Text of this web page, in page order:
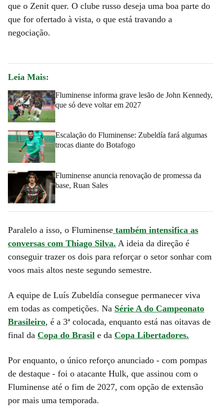
que o Zenit quer. O clube russo deseja uma boa parte do
que for ofertado à vista, o que está travando a
negociação.
Leia Mais:
Fluminense informa grave lesão de John Kennedy,
que só deve voltar em 2027
Escalação do Fluminense: Zubeldía fará algumas
trocas diante do Botafogo
Fluminense anuncia renovação de promessa da
base, Ruan Sales
Paralelo a isso, o Fluminense também intensifica as
conversas com Thiago Silva. A ideia da direção é
conseguir trazer os dois para reforçar o setor sonhar com
voos mais altos neste segundo semestre.
A equipe de Luís Zubeldía consegue permanecer viva
em todas as competições. Na Série A do Campeonato
Brasileiro, é a 3ª colocada, enquanto está nas oitavas de
final da Copa do Brasil e da Copa Libertadores.
Por enquanto, o único reforço anunciado - com pompas
de destaque - foi o atacante Hulk, que assinou com o
Fluminense até o fim de 2027, com opção de extensão
por mais uma temporada.